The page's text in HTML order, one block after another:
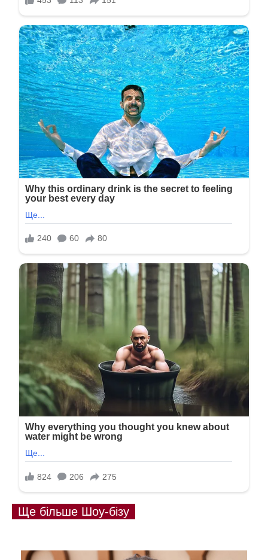
Ще більше Шоу-бізу